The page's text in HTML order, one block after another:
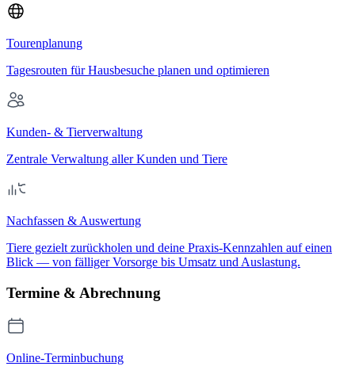
Tourenplanung
Tagesrouten für Hausbesuche planen und optimieren
Kunden- & Tierverwaltung
Zentrale Verwaltung aller Kunden und Tiere
Nachfassen & Auswertung
Tiere gezielt zurückholen und deine Praxis-Kennzahlen auf einen
Blick — von fälliger Vorsorge bis Umsatz und Auslastung.
Termine & Abrechnung
Online-Terminbuchung